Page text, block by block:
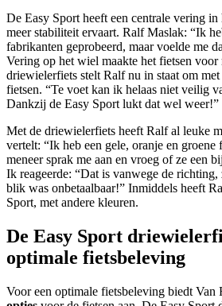
De Easy Sport heeft een centrale vering
meer stabiliteit ervaart. Ralf Maslak: “Ik
fabrikanten geprobeerd, maar voelde me
Vering op het wiel maakte het fietsen
driewielerfiets stelt Ralf nu in staat om met
fietsen. “Te voet kan ik helaas niet veilig
Dankzij de Easy Sport lukt dat wel weer!”
Met de driewielerfiets heeft Ralf al leuke
vertelt: “Ik heb een gele, oranje en groene
meneer sprak me aan en vroeg of ze een
Ik reageerde: “Dat is vanwege de
blik was onbetaalbaar!” Inmiddels heeft
Sport, met andere kleuren.
De Easy Sport
optimale fietsbeleving
Voor een optimale fietsbeleving biedt Van